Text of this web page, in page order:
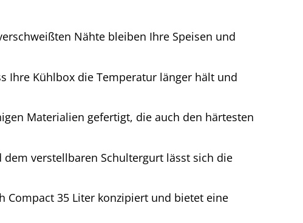
Nähte bleiben Ihre Speisen und
Ihre Kühlbox die Temperatur länger hält und
Materialien gefertigt, die auch den härtesten
verstellbaren Schultergurt lässt sich die
Compact 35 Liter konzipiert und bietet eine